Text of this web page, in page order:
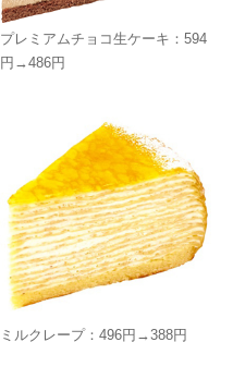
プレミアムチョコ生ケーキ：594
円→486円
ミルクレープ：496円→388円